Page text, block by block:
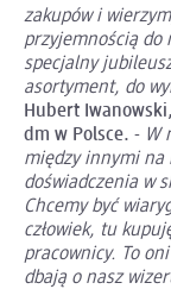
zakupów i
przyjemnością do
specjalny
asortyment, do
Hubert
dm w Polsce. - W
między innymi na
doświadczenia w
Chcemy być
człowiek, tu
pracownicy. To
dbają o nasz